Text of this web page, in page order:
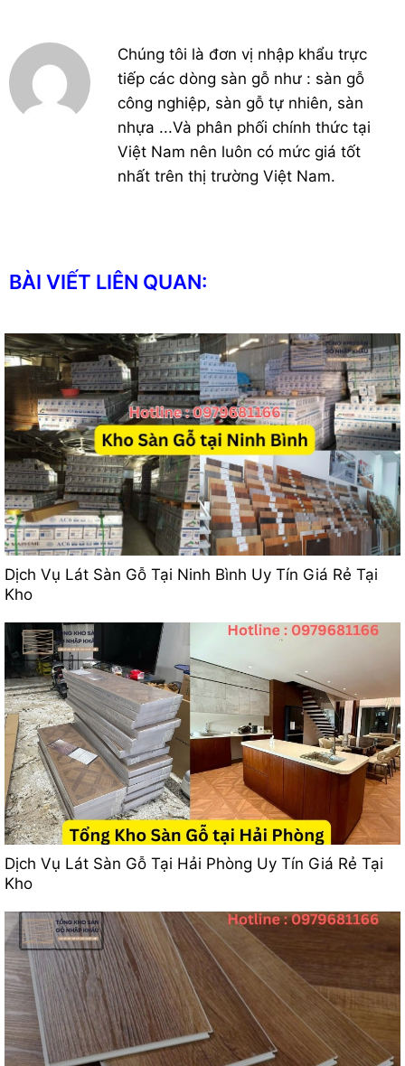
Chúng tôi là đơn vị nhập khẩu trực
tiếp các dòng sàn gỗ như : sàn gỗ
công nghiệp, sàn gỗ tự nhiên, sàn
nhựa ...Và phân phối chính thức tại
Việt Nam nên luôn có mức giá tốt
nhất trên thị trường Việt Nam.
BÀI VIẾT LIÊN QUAN:
Dịch Vụ Lát Sàn Gỗ Tại Ninh Bình Uy Tín Giá Rẻ Tại
Kho
Dịch Vụ Lát Sàn Gỗ Tại Hải Phòng Uy Tín Giá Rẻ Tại
Kho